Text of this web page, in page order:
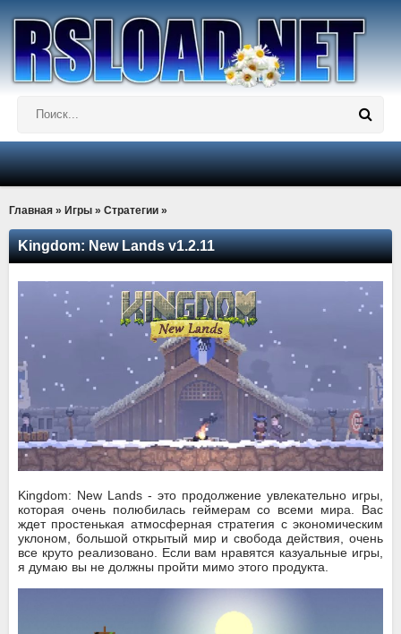
Главная » Игры » Стратегии »
Kingdom: New Lands v1.2.11
Kingdom: New Lands - это продолжение увлекательно игры,
которая очень полюбилась геймерам со всеми мира. Вас
ждет простенькая атмосферная стратегия с экономическим
уклоном, большой открытый мир и свобода действия, очень
все круто реализовано. Если вам нравятся казуальные игры,
я думаю вы не должны пройти мимо этого продукта.